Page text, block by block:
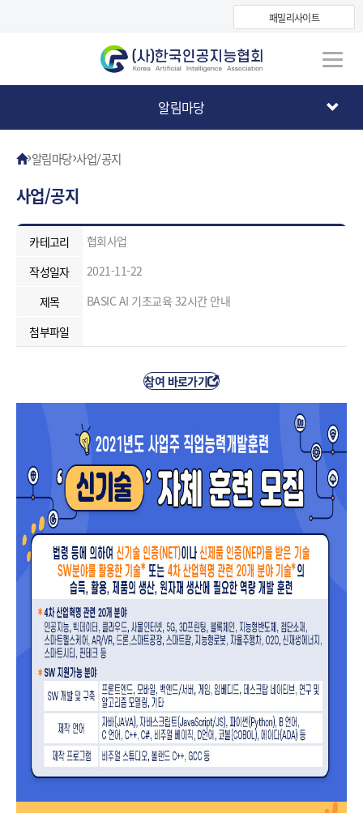
패밀리사이트
알림마당
›알림마당›사업/공지
사업/공지
카테고리
협회사업
작성일자
2021-11-22
제목
BASIC AI 기초교육 32시간 안내
첨부파일
참여 바로가기